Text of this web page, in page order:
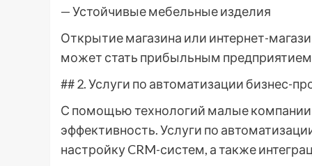
— Устойчивые мебельные изделия
Открытие магазина или интернет-
может стать прибыльным
## 2. Услуги по автоматизации бизнес-
С помощью технологий малые компании
эффективность. Услуги по
настройку CRM-систем, а также